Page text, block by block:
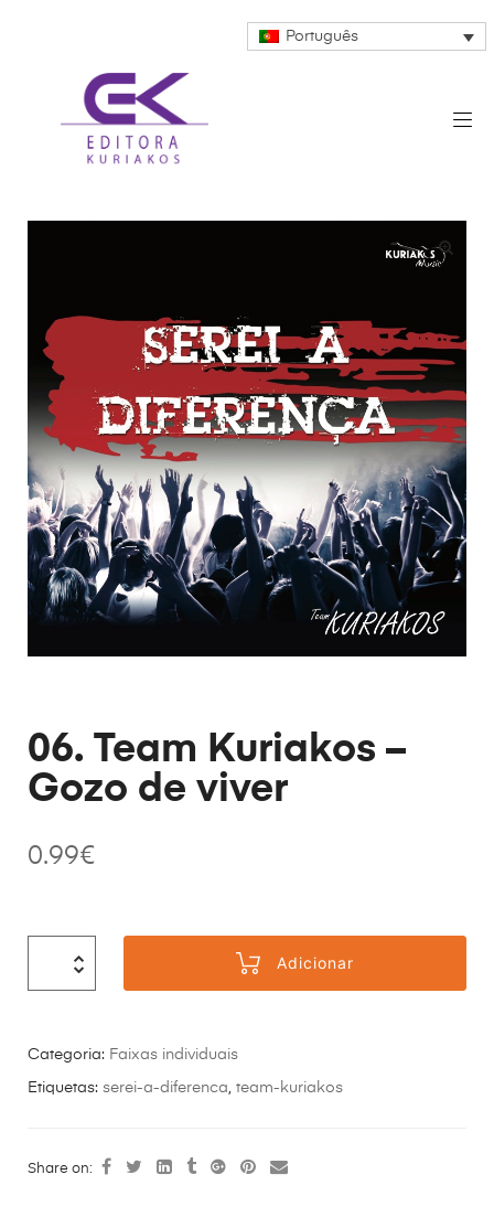
Português
06. Team Kuriakos –
Gozo de viver
0.99€
Adicionar
Categoria: Faixas individuais
Etiquetas: serei-a-diferenca team-kuriakos
Share on: